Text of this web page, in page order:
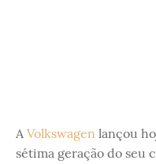
A Volkswagen lançou
sétima geração do seu